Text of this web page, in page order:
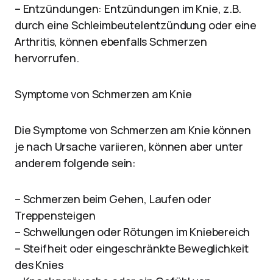
– Entzündungen: Entzündungen im Knie, z.B.
durch eine Schleimbeutelentzündung oder eine
Arthritis, können ebenfalls Schmerzen
hervorrufen.
Symptome von Schmerzen am Knie
Die Symptome von Schmerzen am Knie können
je nach Ursache variieren, können aber unter
anderem folgende sein:
– Schmerzen beim Gehen, Laufen oder
Treppensteigen
– Schwellungen oder Rötungen im Kniebereich
– Steifheit oder eingeschränkte Beweglichkeit
des Knies